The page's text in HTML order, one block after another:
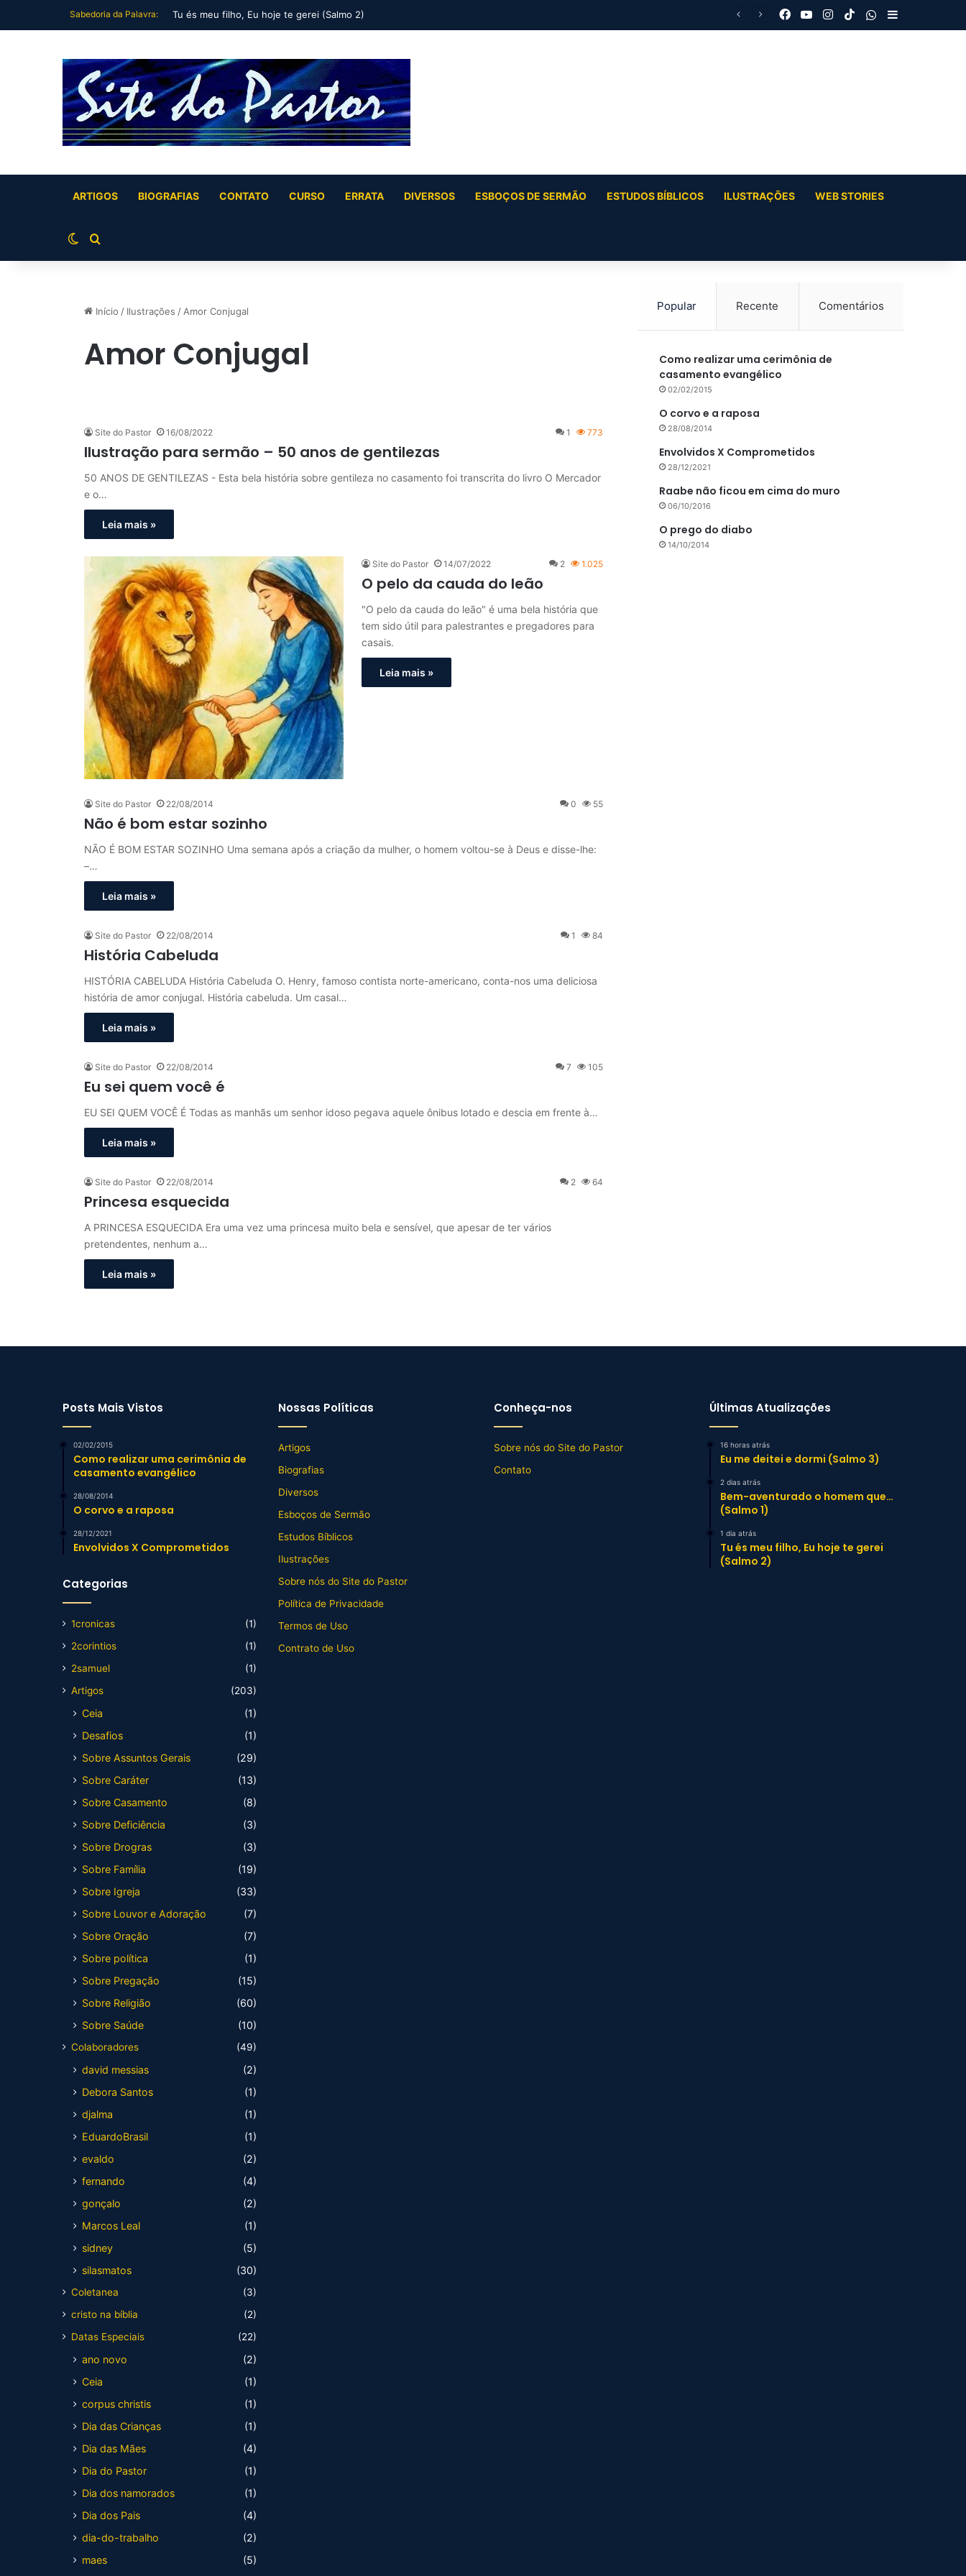
Sabedoria da Palavra: Tu és meu filho, Eu hoje te gerei (Salmo 2) Facebook
YouTubeInstagram
TikTokWhatsApp
Barra Lateral
ARTIGOS BIOGRAFIAS CONTATO CURSO ERRATA DIVERSOS ESBOÇOS DE SERMÃO ESTUDOS BÍBLICOS ILUSTRAÇÕES WEB STORIES
Switch skin
Buscar por
Início / Ilustrações / Amor Conjugal
Amor Conjugal
Site do Pastor 16/08/2022 1 773
Ilustração para sermão – 50 anos de gentilezas
50 ANOS DE GENTILEZAS - Esta bela história sobre gentileza no casamento foi transcrita do livro O Mercador
e o…
Leia mais »
Site do Pastor 14/07/2022 2 1.025
O pelo da cauda do leão
"O pelo da cauda do leão" é uma bela história que
tem sido útil para palestrantes e pregadores para
casais.
Leia mais »
Site do Pastor 22/08/2014 0 55
Não é bom estar sozinho
NÃO É BOM ESTAR SOZINHO Uma semana após a criação da mulher, o homem voltou-se à Deus e disse-lhe:
–…
Leia mais »
Site do Pastor 22/08/2014 1 84
História Cabeluda
HISTÓRIA CABELUDA História Cabeluda O. Henry, famoso contista norte-americano, conta-nos uma deliciosa
história de amor conjugal. História cabeluda. Um casal…
Leia mais »
Site do Pastor 22/08/2014 7 105
Eu sei quem você é
EU SEI QUEM VOCÊ É Todas as manhãs um senhor idoso pegava aquele ônibus lotado e descia em frente à…
Leia mais »
Site do Pastor 22/08/2014 2 64
Princesa esquecida
A PRINCESA ESQUECIDA Era uma vez uma princesa muito bela e sensível, que apesar de ter vários
pretendentes, nenhum a…
Leia mais »
Popular Recente Comentários
Como realizar uma cerimônia de
casamento evangélico
02/02/2015
O corvo e a raposa
28/08/2014
Envolvidos X Comprometidos
28/12/2021
Raabe não ficou em cima do muro
06/10/2016
O prego do diabo
14/10/2014
Posts Mais Vistos
02/02/2015
Como realizar uma cerimônia de
casamento evangélico
28/08/2014
O corvo e a raposa
28/12/2021
Envolvidos X Comprometidos
Categorias
1cronicas
(1)
2corintios
(1)
2samuel
(1)
Artigos
(203)
Ceia
(1)
Desafios
(1)
Sobre Assuntos Gerais
(29)
Sobre Caráter
(13)
Sobre Casamento
(8)
Sobre Deficiência
(3)
Sobre Drogras
(3)
Sobre Família
(19)
Sobre Igreja
(33)
Sobre Louvor e Adoração
(7)
Sobre Oração
(7)
Sobre política
(1)
Sobre Pregação
(15)
Sobre Religião
(60)
Sobre Saúde
(10)
Colaboradores (49)
david messias
(2)
Debora Santos
(1)
djalma
(1)
EduardoBrasil
(1)
evaldo
(2)
fernando
(4)
gonçalo
(2)
Marcos Leal
(1)
sidney
(5)
silasmatos
(30)
Coletanea
(3)
cristo na bíblia
(2)
Datas Especiais
(22)
ano novo
(2)
Ceia
(1)
corpus christis
(1)
Dia das Crianças
(1)
Dia das Mães
(4)
Dia do Pastor
(1)
Dia dos namorados
(1)
Dia dos Pais
(4)
dia-do-trabalho
(2)
maes
(5)
Nossas Políticas
Artigos
Biografias
Diversos
Esboços de Sermão
Estudos Bíblicos
Ilustrações
Sobre nós do Site do Pastor
Política de Privacidade
Termos de Uso
Contrato de Uso
Conheça-nos
Sobre nós do Site do Pastor
Contato
Últimas Atualizações
16 horas atrás
Eu me deitei e dormi (Salmo 3)
2 dias atrás
Bem-aventurado o homem que…
(Salmo 1)
1 dia atrás
Tu és meu filho, Eu hoje te gerei
(Salmo 2)